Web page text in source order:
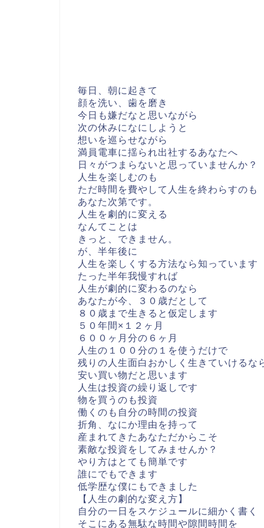
毎日、朝に起きて
顔を洗い、歯を磨き
今日も嫌だなと思いながら
次の休みになにしようと
想いを巡らせながら
満員電車に揺られ出社するあなたへ
日々がつまらないと思っていませんか？
人生を楽しむのも
ただ時間を費やして人生を終わらすのも
あなた次第です。
人生を劇的に変える
なんてことは
きっと、できません。
が、半年後に
人生を楽しくする方法なら知っています
たった半年我慢すれば
人生が劇的に変わるのなら
あなたが今、３０歳だとして
８０歳まで生きると仮定します
５０年間×１２ヶ月
６００ヶ月分の６ヶ月
人生の１００分の１を使うだけで
残りの人生面白おかしく生きていけるな
安い買い物だと思います
人生は投資の繰り返しです
物を買うのも投資
働くのも自分の時間の投資
折角、なにか理由を持って
産まれてきたあなただからこそ
素敵な投資をしてみませんか？
やり方はとても簡単です
誰にでもできます
低学歴な僕にもできました
【人生の劇的な変え方】
自分の一日をスケジュールに細かく書く
そこにある無駄な時間や隙間時間を